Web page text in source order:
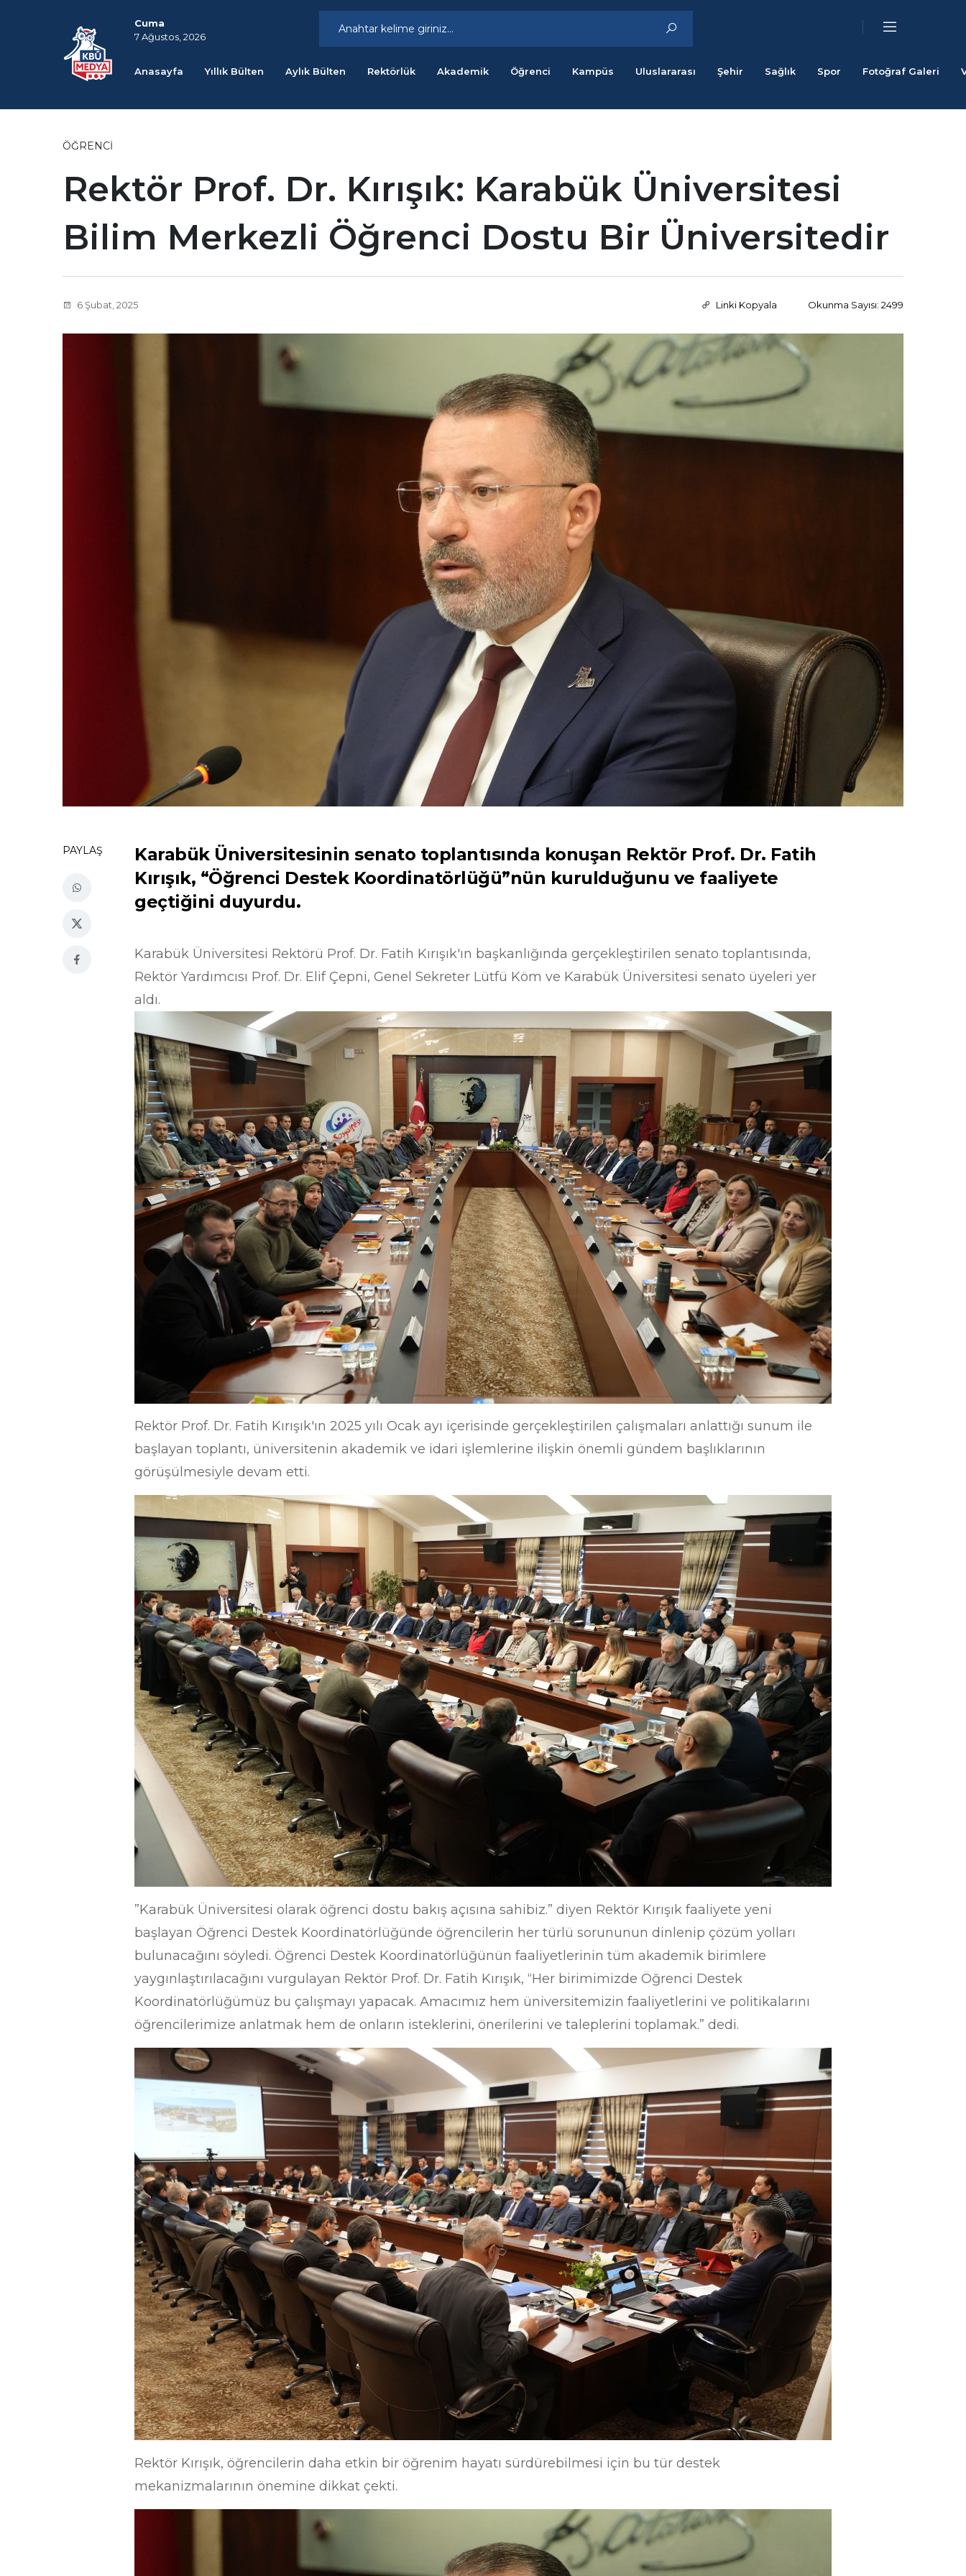
Cuma
7 Ağustos, 2026
Anasayfa Yıllık Bülten Aylık Bülten Rektörlük Akademik Öğrenci Kampüs Uluslararası Şehir Sağlık Spor Fotoğraf Galeri
ÖĞRENCI
Rektör Prof. Dr. Kırışık: Karabük Üniversitesi
Bilim Merkezli Öğrenci Dostu Bir Üniversitedir
6 Şubat, 2025 Linki Kopyala Okunma Sayısı: 2499
PAYLAŞ
Karabük Üniversitesinin senato toplantısında konuşan Rektör Prof. Dr. Fatih
Kırışık, “Öğrenci Destek Koordinatörlüğü”nün kurulduğunu ve faaliyete
geçtiğini duyurdu.
Karabük Üniversitesi Rektörü Prof. Dr. Fatih Kırışık'ın başkanlığında gerçekleştirilen senato toplantısında,
Rektör Yardımcısı Prof. Dr. Elif Çepni, Genel Sekreter Lütfü Köm ve Karabük Üniversitesi senato üyeleri yer
aldı.
Rektör Prof. Dr. Fatih Kırışık'ın 2025 yılı Ocak ayı içerisinde gerçekleştirilen çalışmaları anlattığı sunum ile
başlayan toplantı, üniversitenin akademik ve idari işlemlerine ilişkin önemli gündem başlıklarının
görüşülmesiyle devam etti.
”Karabük Üniversitesi olarak öğrenci dostu bakış açısına sahibiz.” diyen Rektör Kırışık faaliyete yeni
başlayan Öğrenci Destek Koordinatörlüğünde öğrencilerin her türlü sorununun dinlenip çözüm yolları
bulunacağını söyledi. Öğrenci Destek Koordinatörlüğünün faaliyetlerinin tüm akademik birimlere
yaygınlaştırılacağını vurgulayan Rektör Prof. Dr. Fatih Kırışık, “Her birimimizde Öğrenci Destek
Koordinatörlüğümüz bu çalışmayı yapacak. Amacımız hem üniversitemizin faaliyetlerini ve politikalarını
öğrencilerimize anlatmak hem de onların isteklerini, önerilerini ve taleplerini toplamak.” dedi.
Rektör Kırışık, öğrencilerin daha etkin bir öğrenim hayatı sürdürebilmesi için bu tür destek
mekanizmalarının önemine dikkat çekti.